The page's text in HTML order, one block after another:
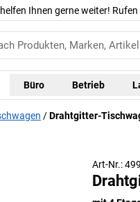
Ihnen gerne weiter!
Büro Betrieb
Drahtgitter-
Art-Nr.: